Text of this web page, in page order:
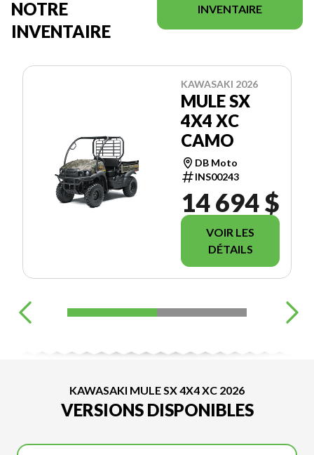
NOTRE
INVENTAIRE
INVENTAIRE
KAWASAKI 2026
MULE SX
4X4 XC
CAMO
DB Moto
INS00243
14 694 $
VOIR LES
DÉTAILS
KAWASAKI MULE SX 4X4 XC 2026
VERSIONS DISPONIBLES